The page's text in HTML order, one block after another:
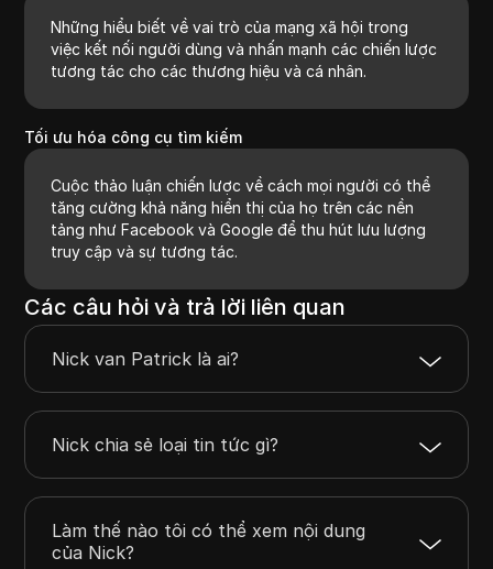
Những hiểu biết về vai trò của mạng xã hội trong
việc kết nối người dùng và nhấn mạnh các chiến lược
tương tác cho các thương hiệu và cá nhân.
Tối ưu hóa công cụ tìm kiếm
Cuộc thảo luận chiến lược về cách mọi người có thể
tăng cường khả năng hiển thị của họ trên các nền
tảng như Facebook và Google để thu hút lưu lượng
truy cập và sự tương tác.
Các câu hỏi và trả lời liên quan
Nick van Patrick là ai?
Nick chia sẻ loại tin tức gì?
Làm thế nào tôi có thể xem nội dung
của Nick?